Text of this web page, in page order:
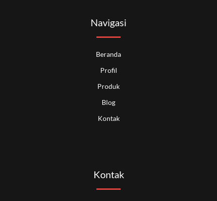
Navigasi
Beranda
Profil
Produk
Blog
Kontak
Kontak